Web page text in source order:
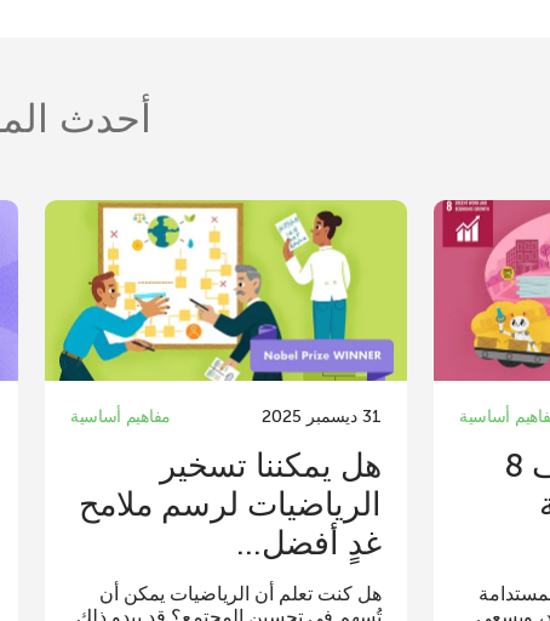
أحدث
أساسية
معًا لتحقيق الهدف 8
المستدامة
31 ديسمبر 2025 مفاهيم أساسية
هل يمكننا تسخير
الرياضيات لرسم ملامح
غدٍ أفضل...
هل كنت تعلم أن الرياضيات يمكن أن